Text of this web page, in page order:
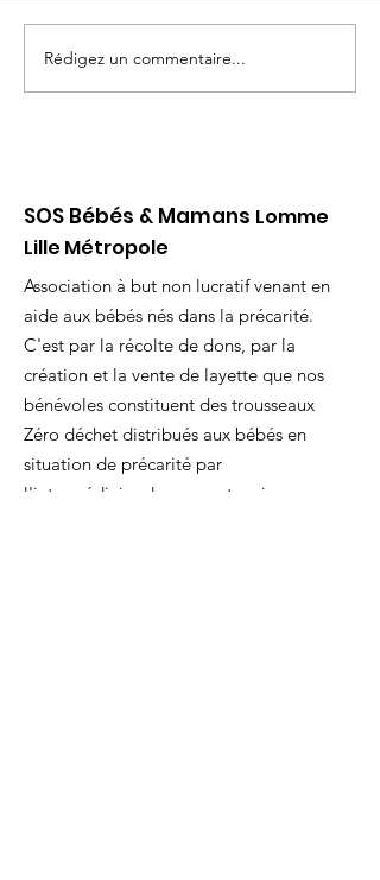
Rédigez un commentaire...
SOS Bébés & Mamans Lomme
Lille Métropole
Association à but non lucratif venant en
aide aux bébés nés dans la précarité.
C'est par la récolte de dons, par la
création et la vente de layette que nos
bénévoles constituent des trousseaux
Zéro déchet distribués aux bébés en
situation de précarité par
l'intermédiaire de nos partenaires